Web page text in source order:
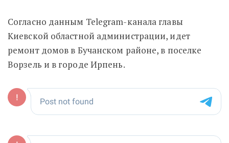
Согласно данным Теlegram-канала главы
Киевской областной администрации, идет
ремонт домов в Бучанском районе, в поселке
Ворзель и в городе Ирпень.